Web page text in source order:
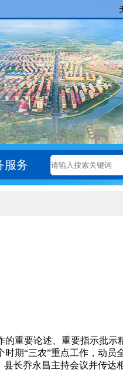
服务
重要论述、重要指示批示
期“三农”重点工作，动员
长乔永昌主持会议并传达